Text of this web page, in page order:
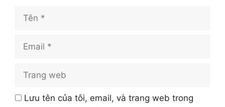
Tên
Email
Trang
Lưu tên của tôi, email, và trang web trong